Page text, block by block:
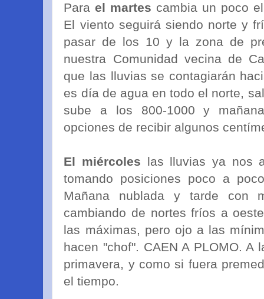
Parael martes cambia un poco
El viento seguirá siendo norte y
pasar de los 10 y la zona de
nuestra Comunidad vecina de
que las lluvias se contagiarán
es día de agua en todo el norte,
sube a los 800-1000 y
opciones de recibir algunos
El miércoles las lluvias ya nos
tomando posiciones poco a
Mañana nublada y tarde con
cambiando de nortes fríos a
las máximas, pero ojo a las
hacen "chof". CAEN A PLOMO.
primavera, y como si fuera
el tiempo.